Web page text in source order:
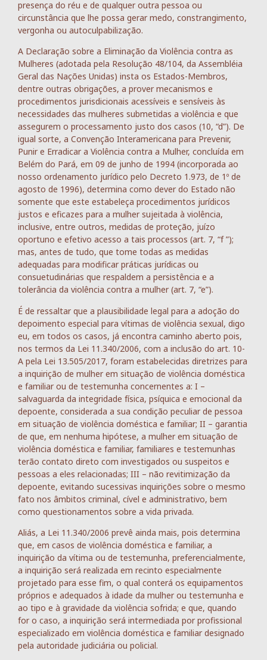
presença do réu e de qualquer outra pessoa ou
circunstância que lhe possa gerar medo, constrangimento,
vergonha ou autoculpabilização.
A Declaração sobre a Eliminação da Violência contra as
Mulheres (adotada pela Resolução 48/104, da Assembléia
Geral das Nações Unidas) insta os Estados-Membros,
dentre outras obrigações, a prover mecanismos e
procedimentos jurisdicionais acessíveis e sensíveis às
necessidades das mulheres submetidas a violência e que
assegurem o processamento justo dos casos (10, “d”). De
igual sorte, a Convenção Interamericana para Prevenir,
Punir e Erradicar a Violência contra a Mulher, concluída em
Belém do Pará, em 09 de junho de 1994 (incorporada ao
nosso ordenamento jurídico pelo Decreto 1.973, de 1º de
agosto de 1996), determina como dever do Estado não
somente que este estabeleça procedimentos jurídicos
justos e eficazes para a mulher sujeitada à violência,
inclusive, entre outros, medidas de proteção, juízo
oportuno e efetivo acesso a tais processos (art. 7, “f ”);
mas, antes de tudo, que tome todas as medidas
adequadas para modificar práticas jurídicas ou
consuetudinárias que respaldem a persistência e a
tolerância da violência contra a mulher (art. 7, “e”).
É de ressaltar que a plausibilidade legal para a adoção do
depoimento especial para vítimas de violência sexual, digo
eu, em todos os casos, já encontra caminho aberto pois,
nos termos da Lei 11.340/2006, com a inclusão do art. 10-
A pela Lei 13.505/2017, foram estabelecidas diretrizes para
a inquirição de mulher em situação de violência doméstica
e familiar ou de testemunha concernentes a: I –
salvaguarda da integridade física, psíquica e emocional da
depoente, considerada a sua condição peculiar de pessoa
em situação de violência doméstica e familiar; II – garantia
de que, em nenhuma hipótese, a mulher em situação de
violência doméstica e familiar, familiares e testemunhas
terão contato direto com investigados ou suspeitos e
pessoas a eles relacionadas; III – não revitimização da
depoente, evitando sucessivas inquirições sobre o mesmo
fato nos âmbitos criminal, cível e administrativo, bem
como questionamentos sobre a vida privada.
Aliás, a Lei 11.340/2006 prevê ainda mais, pois determina
que, em casos de violência doméstica e familiar, a
inquirição da vítima ou de testemunha, preferencialmente,
a inquirição será realizada em recinto especialmente
projetado para esse fim, o qual conterá os equipamentos
próprios e adequados à idade da mulher ou testemunha e
ao tipo e à gravidade da violência sofrida; e que, quando
for o caso, a inquirição será intermediada por profissional
especializado em violência doméstica e familiar designado
pela autoridade judiciária ou policial.